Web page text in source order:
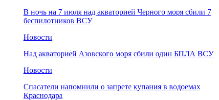
В ночь на 7 июля над акваторией Черного моря сбили 7
беспилотников ВСУ
Новости
Над акваторией Азовского моря сбили один БПЛА ВСУ
Новости
Спасатели напомнили о запрете купания в водоемах
Краснодара